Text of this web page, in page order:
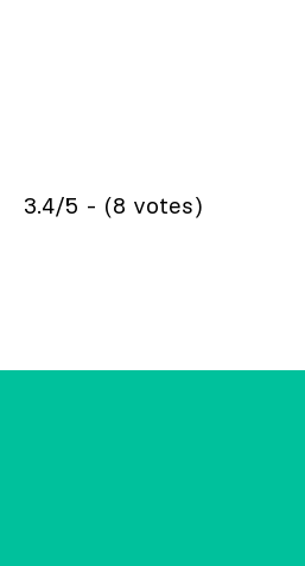
3.4/5 - (8 votes)